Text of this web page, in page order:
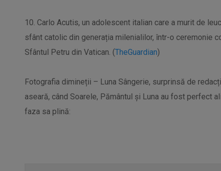
10. Carlo Acutis, un adolescent italian care a murit de
sfânt catolic din generația milenialilor, într-o ceremonie
Sfântul Petru din Vatican. (TheGuardian)
Fotografia dimineții – Luna Sângerie, surprinsă de
aseară, când Soarele, Pământul și Luna au fost perfect
faza sa plină: